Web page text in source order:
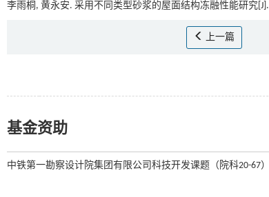
李雨桐, 黄永安. 采用不同类型砂浆的屋面结构冻融性能研究[J].
上一篇
基金资助
中铁第一勘察设计院集团有限公司科技开发课题（院科20-67）